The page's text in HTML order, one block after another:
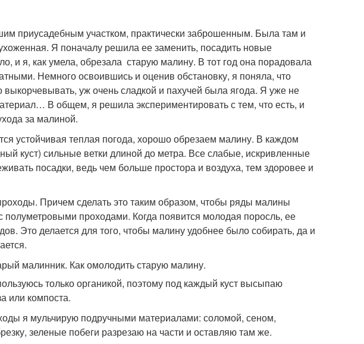
приусадебным участком, практически заброшенным. Была там и
Я поначалу решила ее заменить, посадить новые
и я, как умела, обрезала старую малину. В тот год она порадовала
Немного освоившись и оценив обстановку, я поняла, что
выкорчевывать, уж очень сладкой и пахучей была ягода. Я уже не
В общем, я решила экспериментировать с тем, что есть, и
за малиной.
устойчивая теплая погода, хорошо обрезаем малину. В каждом
куст) сильные ветки длиной до метра. Все слабые, ис­кривленные
посадки, ведь чем боль­ше простора и воздуха, тем здоровее и
Причем сделать это таким образом, чтобы ряды малины
проходами. Когда появится молодая поросль, ее
Это делается для того, чтобы малину удобнее было собирать, да и
только органикой, поэтому под каждый куст высыпаю
или компоста.
я мульчирую подручными материалами: соломой, сеном,
зеленые побеги разрезаю на части и оставляю там же.